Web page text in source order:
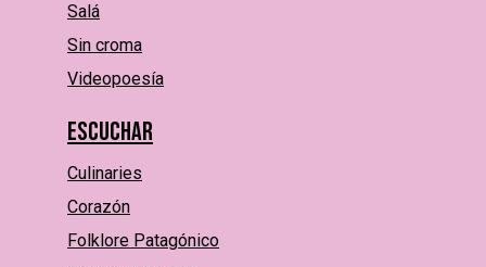
Salá
Sin croma
Videopoesía
Escuchar
Culinaries
Corazón
Folklore Patagónico